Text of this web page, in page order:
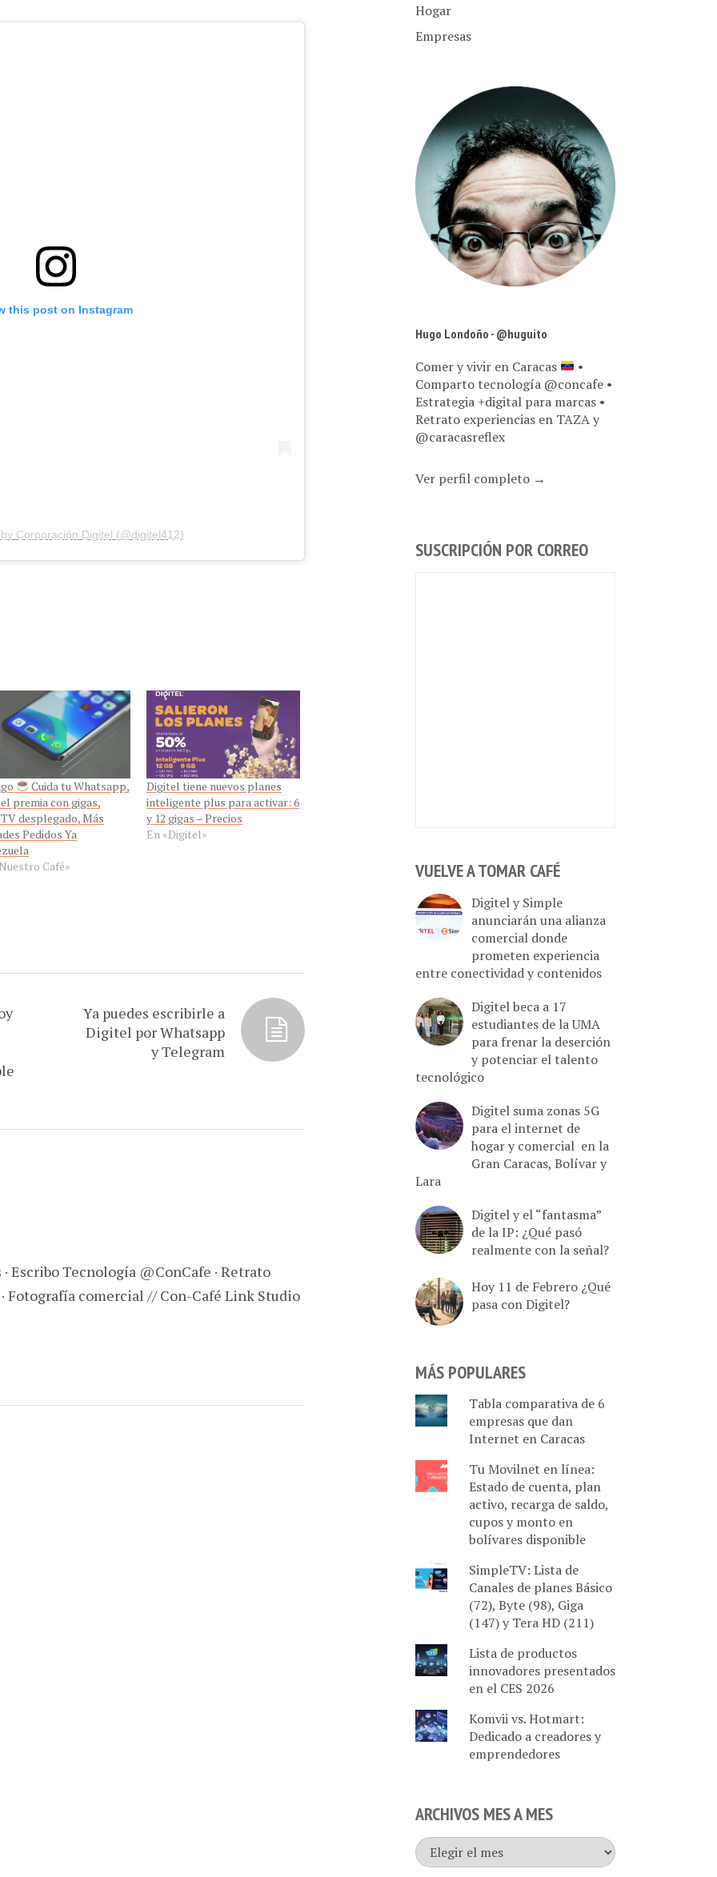
this post on Instagram
Corporación Digitel (@digitel412)
Cuida tu Whatsapp,
premia con gigas,
desplegado, Más
Pedidos Ya
Café»
Digitel tiene nuevos planes
inteligente plus para activar: 6
y 12 gigas – Precios
En «Digitel»
Ya puedes escribirle a
Digitel por Whatsapp
y Telegram
Escribo Tecnología @ConCafe · Retrato
Fotografía comercial // Con-Café Link Studio
Hogar
Empresas
Hugo Londoño - @huguito
Comer y vivir en Caracas
•
Comparto tecnología @concafe •
Estrategia +digital para marcas •
Retrato experiencias en TAZA y
@caracasreflex
Ver perfil completo →
SUSCRIPCIÓN POR CORREO
VUELVE A TOMAR CAFÉ
Digitel y Simple
anunciarán una alianza
comercial donde
prometen experiencia
entre conectividad y contenidos
Digitel beca a 17
estudiantes de la UMA
para frenar la deserción
y potenciar el talento
tecnológico
Digitel suma zonas 5G
para el internet de
hogar y comercial en la
Gran Caracas, Bolívar y
Lara
Digitel y el “fantasma”
de la IP: ¿Qué pasó
realmente con la señal?
Hoy 11 de Febrero ¿Qué
pasa con Digitel?
MÁS POPULARES
Tabla comparativa de 6
empresas que dan
Internet en Caracas
Tu Movilnet en línea:
Estado de cuenta, plan
activo, recarga de saldo,
cupos y monto en
bolívares disponible
SimpleTV: Lista de
Canales de planes Básico
(72), Byte (98), Giga
(147) y Tera HD (211)
Lista de productos
innovadores presentados
en el CES 2026
Komvii vs. Hotmart:
Dedicado a creadores y
emprendedores
ARCHIVOS MES A MES
Archivos
mes